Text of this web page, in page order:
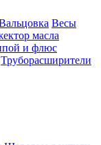
Весы
масла
и флюс
Труборасширители